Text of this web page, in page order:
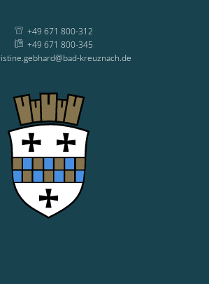
+49 671 800-312
+49 671 800-345
kreuznach.de